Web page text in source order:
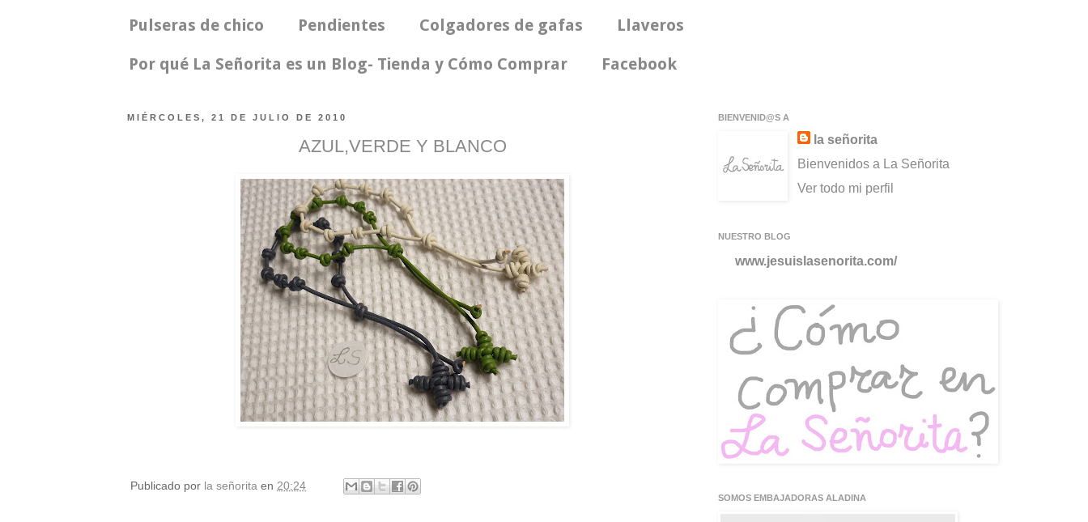
Pulseras de chico
Pendientes Colgadores de gafas
Llaveros
Por qué La Señorita es un Blog- Tienda y Cómo Comprar
Facebook
MIÉRCOLES, 21 DE JULIO DE 2010
AZUL,VERDE Y BLANCO
Publicado por la señorita en 20:24
BIENVENID@S A
la señorita
Bienvenidos a La Señorita
Ver todo mi perfil
NUESTRO BLOG
www.jesuislasenorita.com/
SOMOS EMBAJADORAS ALADINA